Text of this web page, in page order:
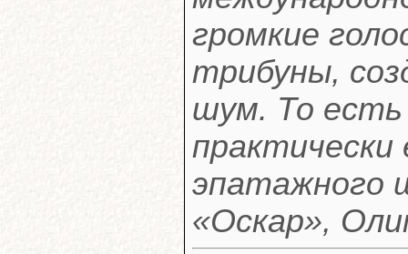
громкие
трибуны,
шум. То
эпатажного
«Оскар»,